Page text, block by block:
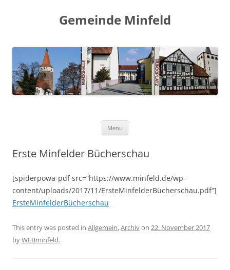
Gemeinde Minfeld
Menu
Erste Minfelder Bücherschau
[spiderpowa-pdf src=“https://www.minfeld.de/wp-
content/uploads/2017/11/ErsteMinfelderBücherschau.pdf“]
ErsteMinfelderBücherschau
This entry was posted in Allgemein,Archivon 22. November 2017
byWEBminfeld.